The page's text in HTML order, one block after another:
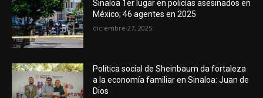
Sinaloa 1er lugar en policías asesinados en
México; 46 agentes en 2025
diciembre 27, 2025
Política social de Sheinbaum da fortaleza
a la economía familiar en Sinaloa: Juan de
Dios